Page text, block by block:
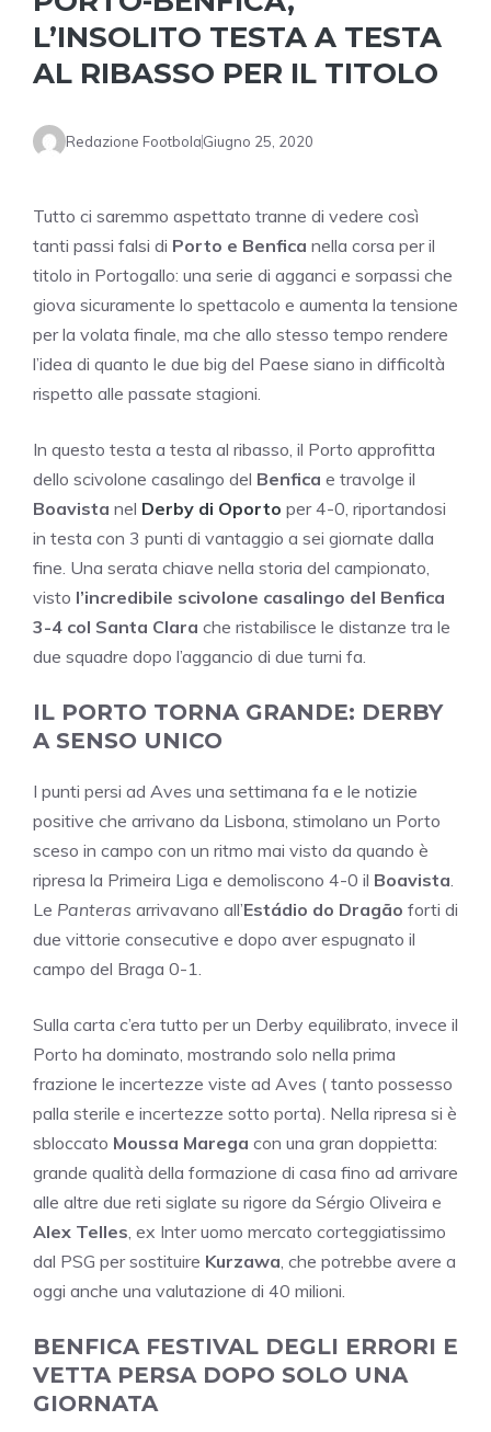
L’INSOLITO TESTA A TESTA
AL RIBASSO PER IL TITOLO
Redazione FootbolaGiugno 25, 2020
Tutto ci saremmo aspettato tranne di vedere così
tanti passi falsi di Porto e Benfica nella corsa per il
titolo in Portogallo: una serie di agganci e sorpassi che
giova sicuramente lo spettacolo e aumenta la tensione
per la volata finale, ma che allo stesso tempo rendere
l’idea di quanto le due big del Paese siano in difficoltà
rispetto alle passate stagioni.
In questo testa a testa al ribasso, il Porto approfitta
dello scivolone casalingo del Benfica e travolge il
Boavista nel Derby di Oporto per 4-0, riportandosi
in testa con 3 punti di vantaggio a sei giornate dalla
fine. Una serata chiave nella storia del campionato,
visto l’incredibile scivolone casalingo del Benfica
3-4 col Santa Clara che ristabilisce le distanze tra le
due squadre dopo l’aggancio di due turni fa.
IL PORTO TORNA GRANDE: DERBY
A SENSO UNICO
I punti persi ad Aves una settimana fa e le notizie
positive che arrivano da Lisbona, stimolano un Porto
sceso in campo con un ritmo mai visto da quando è
ripresa la Primeira Liga e demoliscono 4-0 il Boavista.
Le Panteras arrivavano all’Estádio do Dragão forti di
due vittorie consecutive e dopo aver espugnato il
campo del Braga 0-1.
Sulla carta c’era tutto per un Derby equilibrato, invece il
Porto ha dominato, mostrando solo nella prima
frazione le incertezze viste ad Aves ( tanto possesso
palla sterile e incertezze sotto porta). Nella ripresa si è
sbloccato Moussa Marega con una gran doppietta:
grande qualità della formazione di casa fino ad arrivare
alle altre due reti siglate su rigore da Sérgio Oliveira e
Alex Telles, ex Inter uomo mercato corteggiatissimo
dal PSG per sostituire Kurzawa, che potrebbe avere a
oggi anche una valutazione di 40 milioni.
BENFICA FESTIVAL DEGLI ERRORI E
VETTA PERSA DOPO SOLO UNA
GIORNATA